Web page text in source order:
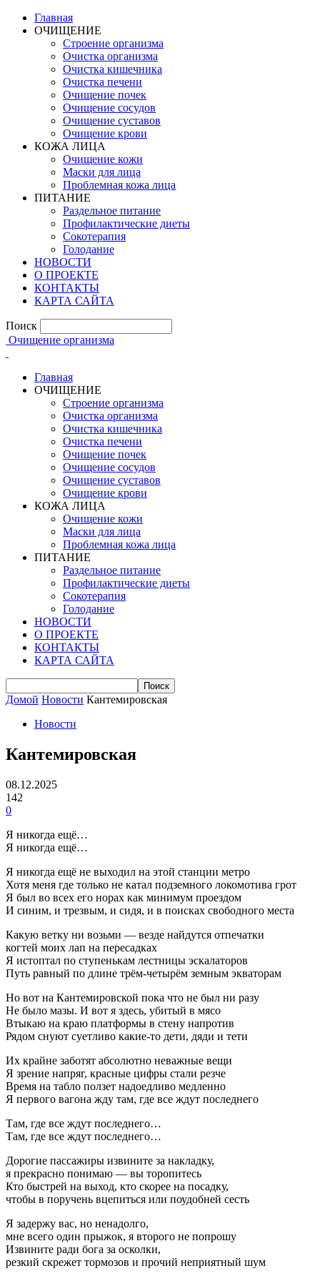
Главная
ОЧИЩЕНИЕ
Строение организма
Очистка организма
Очистка кишечника
Очистка печени
Очищение почек
Очищение сосудов
Очищение суставов
Очищение крови
КОЖА ЛИЦА
Очищение кожи
Маски для лица
Проблемная кожа лица
ПИТАНИЕ
Раздельное питание
Профилактические диеты
Сокотерапия
Голодание
НОВОСТИ
О ПРОЕКТЕ
КОНТАКТЫ
КАРТА САЙТА
Поиск
Очищение организма
Главная
ОЧИЩЕНИЕ
Строение организма
Очистка организма
Очистка кишечника
Очистка печени
Очищение почек
Очищение сосудов
Очищение суставов
Очищение крови
КОЖА ЛИЦА
Очищение кожи
Маски для лица
Проблемная кожа лица
ПИТАНИЕ
Раздельное питание
Профилактические диеты
Сокотерапия
Голодание
НОВОСТИ
О ПРОЕКТЕ
КОНТАКТЫ
КАРТА САЙТА
Домой Новости Кантемировская
Новости
Кантемировская
08.12.2025
142
0
Я никогда ещё…
Я никогда ещё…
Я никогда ещё не выходил на этой станции метро
Хотя меня где только не катал подземного локомотива грот
Я был во всех его норах как минимум проездом
И синим, и трезвым, и сидя, и в поисках свободного места
Какую ветку ни возьми — везде найдутся отпечатки
когтей моих лап на пересадках
Я истоптал по ступенькам лестницы эскалаторов
Путь равный по длине трём-четырём земным экваторам
Но вот на Кантемировской пока что не был ни разу
Не было мазы. И вот я здесь, убитый в мясо
Втыкаю на краю платформы в стену напротив
Рядом снуют суетливо какие-то дети, дяди и тети
Их крайне заботят абсолютно неважные вещи
Я зрение напряг, красные цифры стали резче
Время на табло ползет надоедливо медленно
Я первого вагона жду там, где все ждут последнего
Там, где все ждут последнего…
Там, где все ждут последнего…
Дорогие пассажиры извините за накладку,
я прекрасно понимаю — вы торопитесь
Кто быстрей на выход, кто скорее на посадку,
чтобы в поручень вцепиться или поудобней сесть
Я задержу вас, но ненадолго,
мне всего один прыжок, я второго не попрошу
Извините ради бога за осколки,
резкий скрежет тормозов и прочий неприятный шум